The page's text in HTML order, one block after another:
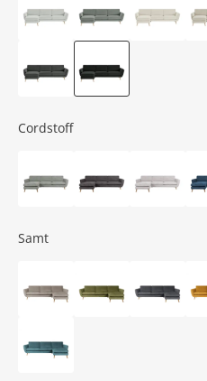
Cordstoff
Samt